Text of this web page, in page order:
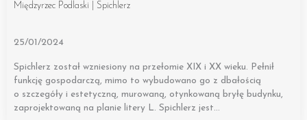
Międzyrzec Podlaski | Spichlerz
25/01/2024
Spichlerz został wzniesiony na przełomie XIX i XX wieku. Pełnił
funkcję gospodarczą, mimo to wybudowano go z dbałością
o szczegóły i estetyczną, murowaną, otynkowaną bryłę budynku,
zaprojektowaną na planie litery L. Spichlerz jest…